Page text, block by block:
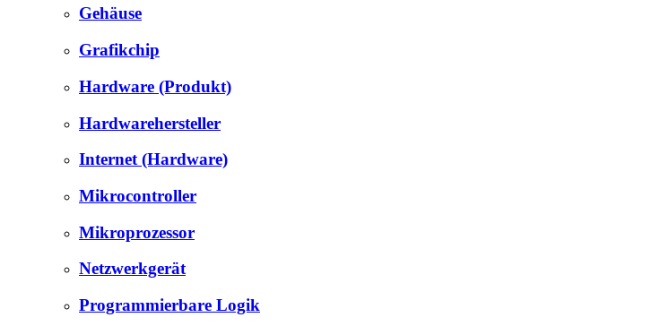
Gehäuse
Grafikchip
Hardware (Produkt)
Hardwarehersteller
Internet (Hardware)
Mikrocontroller
Mikroprozessor
Netzwerkgerät
Programmierbare Logik